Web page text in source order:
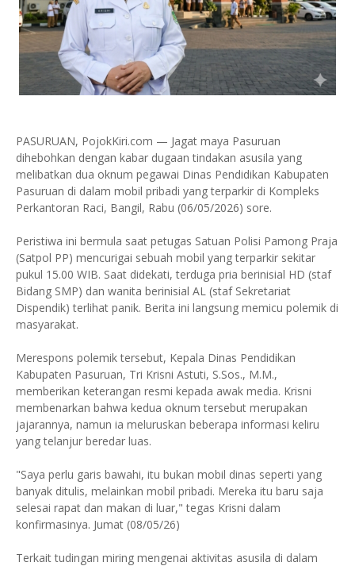
PASURUAN, PojokKiri.com — Jagat maya Pasuruan
dihebohkan dengan kabar dugaan tindakan asusila yang
melibatkan dua oknum pegawai Dinas Pendidikan Kabupaten
Pasuruan di dalam mobil pribadi yang terparkir di Kompleks
Perkantoran Raci, Bangil, Rabu (06/05/2026) sore.
Peristiwa ini bermula saat petugas Satuan Polisi Pamong Praja
(Satpol PP) mencurigai sebuah mobil yang terparkir sekitar
pukul 15.00 WIB. Saat didekati, terduga pria berinisial HD (staf
Bidang SMP) dan wanita berinisial AL (staf Sekretariat
Dispendik) terlihat panik. Berita ini langsung memicu polemik di
masyarakat.
Merespons polemik tersebut, Kepala Dinas Pendidikan
Kabupaten Pasuruan, Tri Krisni Astuti, S.Sos., M.M.,
memberikan keterangan resmi kepada awak media. Krisni
membenarkan bahwa kedua oknum tersebut merupakan
jajarannya, namun ia meluruskan beberapa informasi keliru
yang telanjur beredar luas.
"Saya perlu garis bawahi, itu bukan mobil dinas seperti yang
banyak ditulis, melainkan mobil pribadi. Mereka itu baru saja
selesai rapat dan makan di luar," tegas Krisni dalam
konfirmasinya. Jumat (08/05/26)
Terkait tudingan miring mengenai aktivitas asusila di dalam